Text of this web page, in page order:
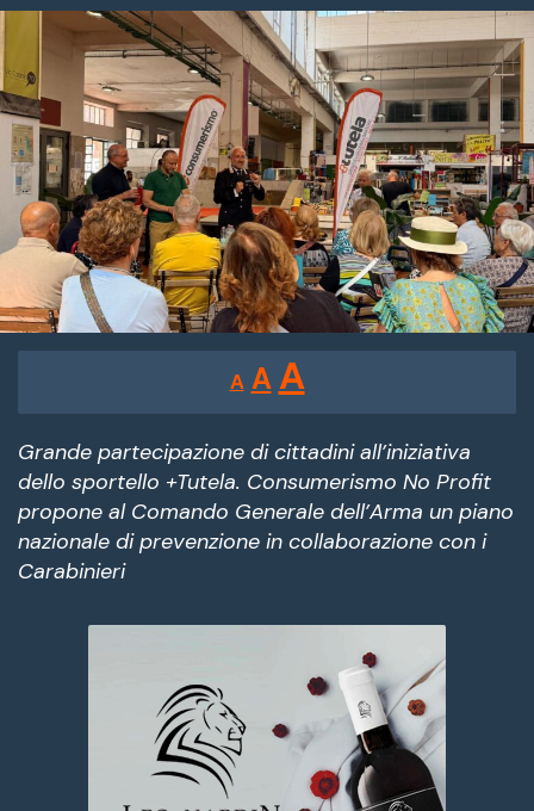
A
Reducir
tamaño
de
fuente.
A Restablecer
tamaño
de
fuente
AAumentar
tamaño
de
fuente.
Grande partecipazione di cittadini all’iniziativa
dello sportello +Tutela. Consumerismo No Profit
propone al Comando Generale dell’Arma un piano
nazionale di prevenzione in collaborazione con i
Carabinieri